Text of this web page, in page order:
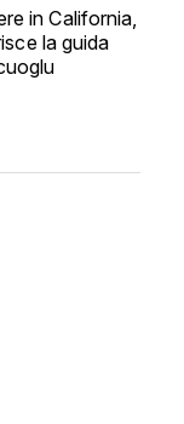
in California,
la guida